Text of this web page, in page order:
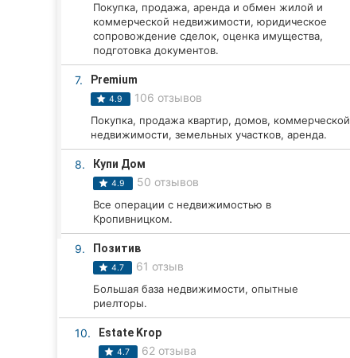
Запорожье
Днепр
Кривой Рог
Николаев
Покупка, продажа, аренда и обмен жилой и
коммерческой недвижимости, юридическое
сопровождение сделок, оценка имущества,
подготовка документов.
7. Premium
4.9 106 отзывов
Покупка, продажа квартир, домов, коммерческой
недвижимости, земельных участков, аренда.
8. Купи Дом
4.9 50 отзывов
Все операции с недвижимостью в
Кропивницком.
9. Позитив
4.7 61 отзыв
Большая база недвижимости, опытные
риелторы.
10. Estate Krop
4.7 62 отзыва